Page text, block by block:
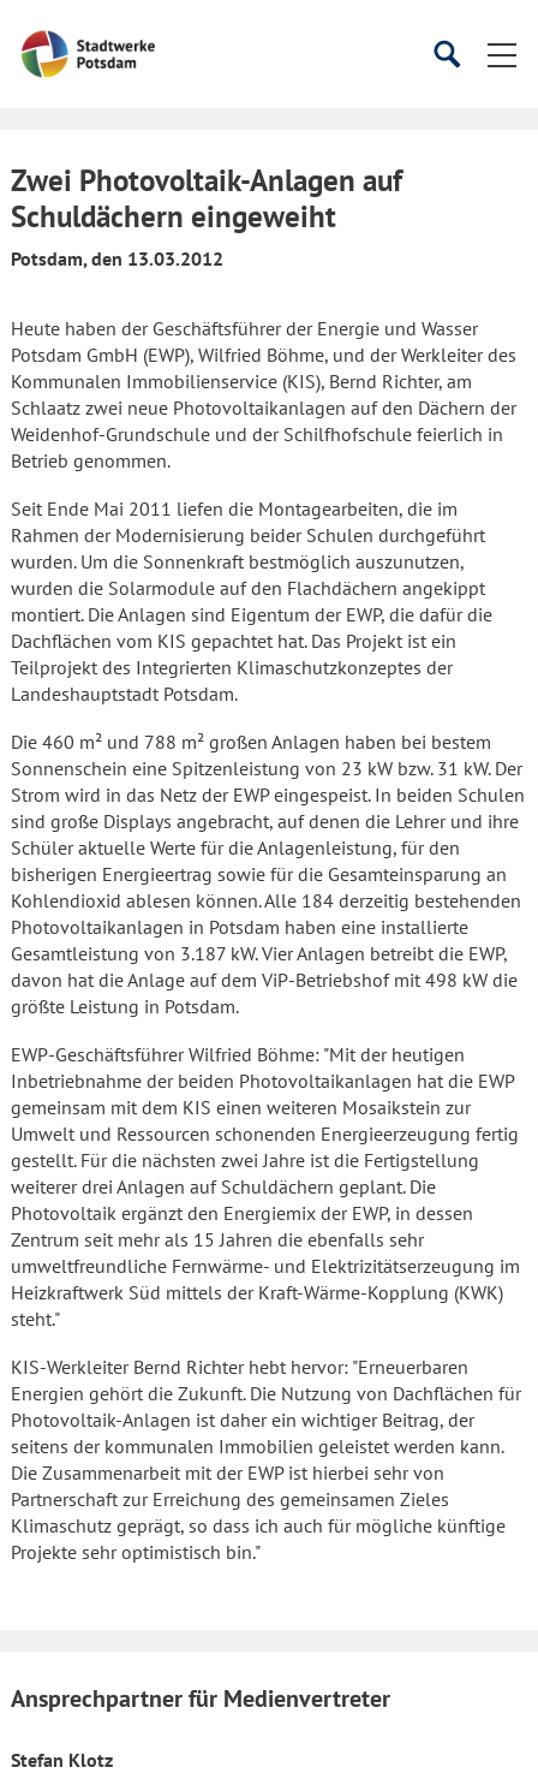
Startseite
SucheSuche
Zwei Photovoltaik-Anlagen auf
Schuldächern eingeweiht
Potsdam, den 13.03.2012
Heute haben der Geschäftsführer der Energie und Wasser
Potsdam GmbH (EWP), Wilfried Böhme, und der Werkleiter des
Kommunalen Immobilienservice (KIS), Bernd Richter, am
Schlaatz zwei neue Photovoltaikanlagen auf den Dächern der
Weidenhof-Grundschule und der Schilfhofschule feierlich in
Betrieb genommen.
Seit Ende Mai 2011 liefen die Montagearbeiten, die im
Rahmen der Modernisierung beider Schulen durchgeführt
wurden. Um die Sonnenkraft bestmöglich auszunutzen,
wurden die Solarmodule auf den Flachdächern angekippt
montiert. Die Anlagen sind Eigentum der EWP, die dafür die
Dachflächen vom KIS gepachtet hat. Das Projekt ist ein
Teilprojekt des Integrierten Klimaschutzkonzeptes der
Landeshauptstadt Potsdam.
Die 460 m² und 788 m² großen Anlagen haben bei bestem
Sonnenschein eine Spitzenleistung von 23 kW bzw. 31 kW. Der
Strom wird in das Netz der EWP eingespeist. In beiden Schulen
sind große Displays angebracht, auf denen die Lehrer und ihre
Schüler aktuelle Werte für die Anlagenleistung, für den
bisherigen Energieertrag sowie für die Gesamteinsparung an
Kohlendioxid ablesen können. Alle 184 derzeitig bestehenden
Photovoltaikanlagen in Potsdam haben eine installierte
Gesamtleistung von 3.187 kW. Vier Anlagen betreibt die EWP,
davon hat die Anlage auf dem ViP-Betriebshof mit 498 kW die
größte Leistung in Potsdam.
EWP-Geschäftsführer Wilfried Böhme: "Mit der heutigen
Inbetriebnahme der beiden Photovoltaikanlagen hat die EWP
gemeinsam mit dem KIS einen weiteren Mosaikstein zur
Umwelt und Ressourcen schonenden Energieerzeugung fertig
gestellt. Für die nächsten zwei Jahre ist die Fertigstellung
weiterer drei Anlagen auf Schuldächern geplant. Die
Photovoltaik ergänzt den Energiemix der EWP, in dessen
Zentrum seit mehr als 15 Jahren die ebenfalls sehr
umweltfreundliche Fernwärme- und Elektrizitätserzeugung im
Heizkraftwerk Süd mittels der Kraft-Wärme-Kopplung (KWK)
steht."
KIS-Werkleiter Bernd Richter hebt hervor: "Erneuerbaren
Energien gehört die Zukunft. Die Nutzung von Dachflächen für
Photovoltaik-Anlagen ist daher ein wichtiger Beitrag, der
seitens der kommunalen Immobilien geleistet werden kann.
Die Zusammenarbeit mit der EWP ist hierbei sehr von
Partnerschaft zur Erreichung des gemeinsamen Zieles
Klimaschutz geprägt, so dass ich auch für mögliche künftige
Projekte sehr optimistisch bin."
Ansprechpartner für Medienvertreter
Stefan Klotz